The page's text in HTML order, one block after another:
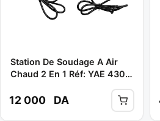
Station De Soudage A Air
Chaud 2 En 1 Réf: YAE 4300
12 000 DA